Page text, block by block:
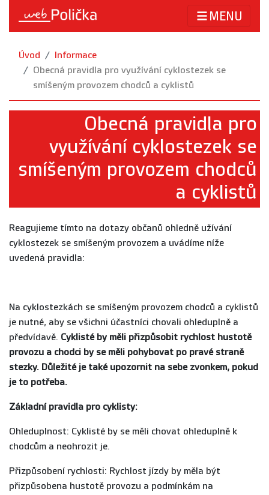
MENU
Úvod
Informace
Obecná pravidla pro využívání cyklostezek se
smíšeným provozem chodců a cyklistů
Obecná pravidla pro
využívání cyklostezek se
smíšeným provozem chodců
a cyklistů
Reagujieme tímto na dotazy občanů ohledně užívání
cyklostezek se smíšeným provozem a uvádíme níže
uvedená pravidla:
Na cyklostezkách se smíšeným provozem chodců a cyklistů
je nutné, aby se všichni účastníci chovali ohleduplně a
předvídavě. Cyklisté by měli přizpůsobit rychlost hustotě
provozu a chodci by se měli pohybovat po pravé straně
stezky. Důležité je také upozornit na sebe zvonkem, pokud
je to potřeba.
Základní pravidla pro cyklisty:
Ohleduplnost: Cyklisté by se měli chovat ohleduplně k
chodcům a neohrozit je.
Přizpůsobení rychlosti: Rychlost jízdy by měla být
přizpůsobena hustotě provozu a podmínkám na